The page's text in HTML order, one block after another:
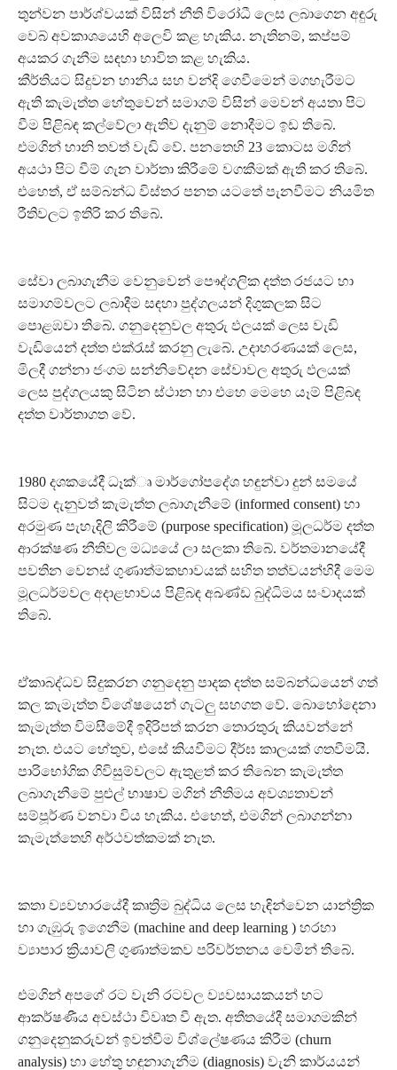
තුන්වන පාර්ශ්වයක් විසින් නීති විරෝධී ලෙස ලබාගෙන අඳුරු
වෙබ් අවකාශයෙහි අලෙවි කළ හැකිය. නැතිනම්, කප්පම්
අයකර ගැනීම සඳහා භාවිත කළ හැකිය.
කීර්තියට සිදුවන හානිය සහ වන්දි ගෙවීමෙන් මගහැරීමට
ඇති කැමැත්ත හේතුවෙන් සමාගම් විසින් මෙවන් අයතා පිට
වීම පිළිබඳ කල්වේලා ඇතිව දැනුම් නොදීමට ඉඩ තිබේ.
එමගින් හානි තවත් වැඩි වේ. පනතෙහි 23 කොටස මගින්
අයථා පිට වීම් ගැන වාර්තා කිරීමේ වගකීමක් ඇති කර තිබේ.
එහෙත්, ඒ සම්බන්ධ විස්තර පනත යටතේ පැනවීමට නියමිත
රීතිවලට ඉතිරි කර තිබේ.
සේවා ලබාගැනීම වෙනුවෙන් පෞද්ගලික දත්ත රජයට හා
සමාගම්වලට ලබාදීම සඳහා පුද්ගලයන් දිගුකලක සිට
පොළඹවා තිබේ. ගනුදෙනුවල අතුරු ඵලයක් ලෙස වැඩි
වැඩියෙන් දත්ත එක්රැස් කරනු ලැබේ. උදාහරණයක් ලෙස,
මිලදී ගන්නා ජංගම සන්නිවේදන සේවාවල අතුරු ඵලයක්
ලෙස පුද්ගලයකු සිටින ස්ථාන හා එහෙ මෙහෙ යෑම් පිළිබඳ
දත්ත වාර්තාගත වේ.
1980 දශකයේදී ධෑක්‍ෘ මාර්ගෝපදේශ හඳුන්වා දුන් සමයේ
සිටම දැනුවත් කැමැත්ත ලබාගැනීමේ (informed consent) හා
අරමුණ පැහැදිලි කිරීමේ (purpose specification) මූලධර්ම දත්ත
ආරක්ෂණ නීතිවල මධ්‍යයේ ලා සලකා තිබේ. වර්තමානයේදී
පවතින වෙනස් ගුණාත්මකභාවයක් සහිත තත්වයන්හිදී මෙම
මූලධර්මවල අදාළභාවය පිළිබඳ අඛණ්ඩ බුද්ධිමය සංවාදයක්
තිබේ.
ඒකාබද්ධව සිදුකරන ගනුදෙනු පාදක දත්ත සම්බන්ධයෙන් ගත්
කල කැමැත්ත විශේෂයෙන් ගැටලු සහගත වේ. බොහෝදෙනා
කැමැත්ත විමසීමේදී ඉදිරිපත් කරන තොරතුරු කියවන්නේ
නැත. එයට හේතුව, එසේ කියවීමට දීර්ඝ කාලයක් ගතවීමයි.
පාරිභෝගික ගිවිසුම්වලට ඇතුළත් කර තිබෙන කැමැත්ත
ලබාගැනීමේ පුළුල් භාෂාව මගින් නීතිමය අවශ්‍යතාවන්
සම්පූර්ණ වනවා විය හැකිය. එහෙත්, එමගින් ලබාගන්නා
කැමැත්තෙහි අර්ථවත්කමක් නැත.
කතා ව්‍යවහාරයේදී කෘත්‍රිම බුද්ධිය ලෙස හැඳින්වෙන යාන්ත්‍රික
හා ගැඹුරු ඉගෙනීම (machine and deep learning ) හරහා
ව්‍යාපාර ක්‍රියාවලි ගුණාත්මකව පරිවර්තනය වෙමින් තිබේ.
එමගින් අපගේ රට වැනි රටවල ව්‍යවසායකයන් හට
ආකර්ෂණීය අවස්ථා විවෘත වී ඇත. අතීතයේදී සමාගමකින්
ගනුදෙනුකරුවන් ඉවත්වීම විශ්ලේෂණය කිරීම (churn
analysis) හා හේතු හඳුනාගැනීම (diagnosis) වැනි කාර්යයන්